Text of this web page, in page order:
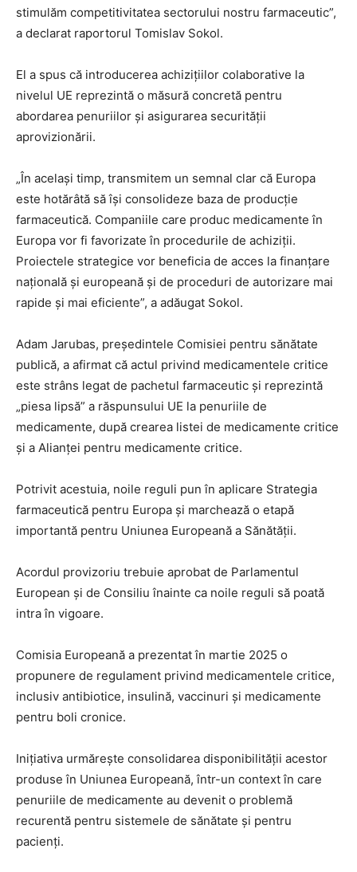
stimulăm competitivitatea sectorului nostru farmaceutic”,
a declarat raportorul Tomislav Sokol.
El a spus că introducerea achizițiilor colaborative la
nivelul UE reprezintă o măsură concretă pentru
abordarea penuriilor și asigurarea securității
aprovizionării.
„În același timp, transmitem un semnal clar că Europa
este hotărâtă să își consolideze baza de producție
farmaceutică. Companiile care produc medicamente în
Europa vor fi favorizate în procedurile de achiziții.
Proiectele strategice vor beneficia de acces la finanțare
națională și europeană și de proceduri de autorizare mai
rapide și mai eficiente”, a adăugat Sokol.
Adam Jarubas, președintele Comisiei pentru sănătate
publică, a afirmat că actul privind medicamentele critice
este strâns legat de pachetul farmaceutic și reprezintă
„piesa lipsă” a răspunsului UE la penuriile de
medicamente, după crearea listei de medicamente critice
și a Alianței pentru medicamente critice.
Potrivit acestuia, noile reguli pun în aplicare Strategia
farmaceutică pentru Europa și marchează o etapă
importantă pentru Uniunea Europeană a Sănătății.
Acordul provizoriu trebuie aprobat de Parlamentul
European și de Consiliu înainte ca noile reguli să poată
intra în vigoare.
Comisia Europeană a prezentat în martie 2025 o
propunere de regulament privind medicamentele critice,
inclusiv antibiotice, insulină, vaccinuri și medicamente
pentru boli cronice.
Inițiativa urmărește consolidarea disponibilității acestor
produse în Uniunea Europeană, într-un context în care
penuriile de medicamente au devenit o problemă
recurentă pentru sistemele de sănătate și pentru
pacienți.